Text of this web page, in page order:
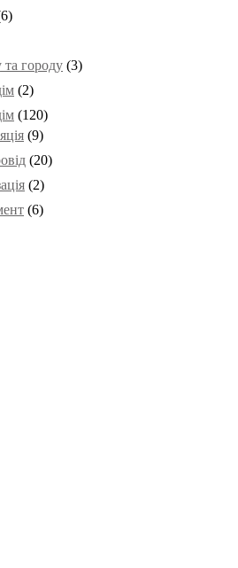
та городу (3)
(2)
(120)
(9)
(20)
(2)
(6)